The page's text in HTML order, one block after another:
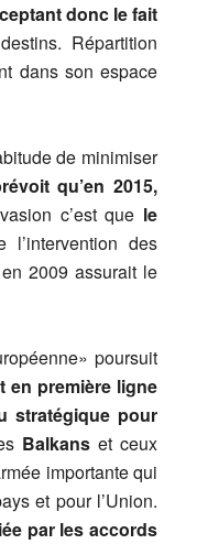
donc le fait
Répartition
dans son espace
de minimiser
qu’en 2015,
c’est que le
des
2009 assurait le
poursuit
en première ligne
stratégique pour
Balkanset ceux
importante qui
et pour l’Union.
par les accords